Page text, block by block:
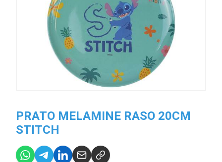
PRATO MELAMINE RASO 20CM
STITCH